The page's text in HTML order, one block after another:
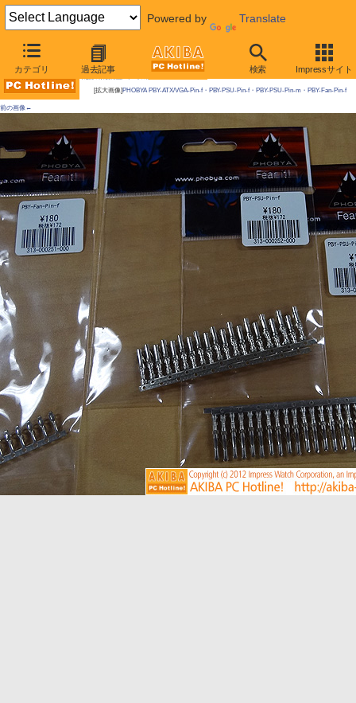
Powered by Translate
カテゴリ 過去記事 検索 Impressサイト
AKIBA PC Hotline!
[拡大画像] PHOBYA PBY-ATX/VGA-Pin-f・PBY-PSU-Pin-f・PBY-PSU-Pin-m・PBY-Fan-Pin-f
前の画像←